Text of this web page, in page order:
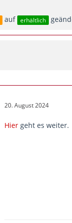
auf erhältlich
20. August 2024
Hier geht es weiter.